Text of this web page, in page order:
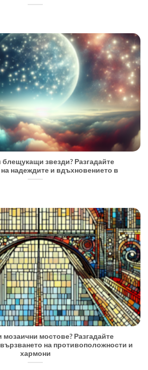
звезди? Разгадайте
надеждите и вдъхновението в
мозаични мостове? Разгадайте
на противоположности и
хармони